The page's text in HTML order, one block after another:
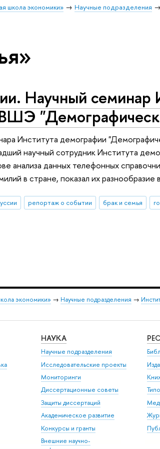
школа экономики» Научные подразделения
Научный семинар
Института демографии
научный сотрудник Института
анализа данных телефонных
в стране, показал их разнообразие
репортаж о событии брак и семья
экономики» → Научные подразделения →
НАУКА
Научные подразделения
Исследовательские проекты
Мониторинги
Диссертационные советы
Защиты диссертаций
Академическое развитие
Конкурсы и гранты
Внешние научно-